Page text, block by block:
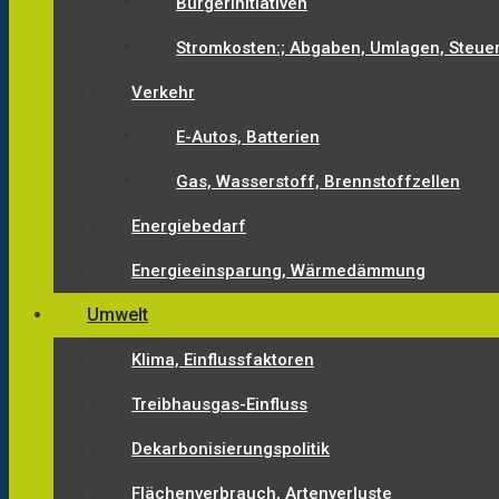
Stromkosten:; Abgaben, Umlagen,
Verkehr
E-Autos, Batterien
Gas, Wasserstoff, Brennstoffzellen
Energiebedarf
Energieeinsparung, Wärmedämmung
Umwelt
Klima, Einflussfaktoren
Treibhausgas-Einfluss
Dekarbonisierungspolitik
Flächenverbrauch, Artenverluste